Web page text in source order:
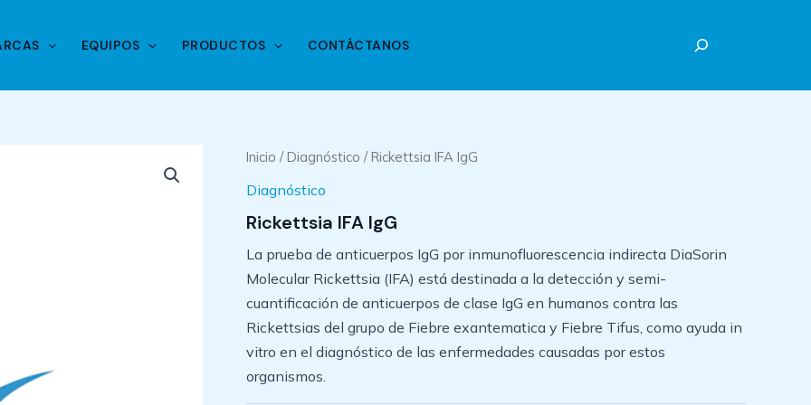
EQUIPOS PRODUCTOS CONTÁCTANOS
Inicio /Diagnóstico / Rickettsia IFA IgG
Diagnóstico
Rickettsia IFA IgG
La prueba de anticuerpos IgG por inmunofluorescencia indirecta DiaSorin
Molecular Rickettsia (IFA) está destinada a la detección y semi-
cuantificación de anticuerpos de clase IgG en humanos contra las
Rickettsias del grupo de Fiebre exantematica y Fiebre Tifus, como ayuda in
vitro en el diagnóstico de las enfermedades causadas por estos
organismos.